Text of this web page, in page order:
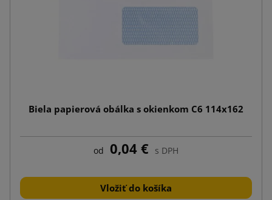
Biela papierová obálka s okienkom C6 114x162
od 0,04 € s DPH
Vložiť do košíka